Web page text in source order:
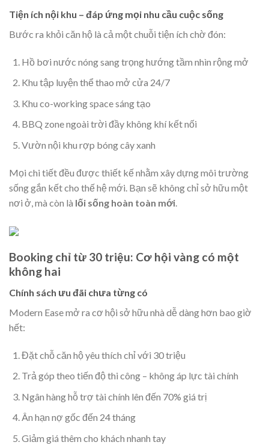
Tiện ích nội khu – đáp ứng mọi nhu cầu cuộc sống
Bước ra khỏi căn hộ là cả một chuỗi tiện ích chờ đón:
Hồ bơi nước nóng sang trọng hướng tầm nhìn rộng mở
Khu tập luyện thể thao mở cửa 24/7
Khu co-working space sáng tạo
BBQ zone ngoài trời đầy không khí kết nối
Vườn nội khu rợp bóng cây xanh
Mọi chi tiết đều được thiết kế nhằm xây dựng môi trường
sống gắn kết cho thế hệ mới. Bạn sẽ không chỉ sở hữu một
nơi ở, mà còn là lối sống hoàn toàn mới
Booking chỉ từ 30 triệu: Cơ hội vàng có một
không hai
Chính sách ưu đãi chưa từng có
Modern Ease mở ra cơ hội sở hữu nhà dễ dàng hơn bao giờ
hết:
Đặt chỗ căn hộ yêu thích chỉ với 30 triệu
Trả góp theo tiến độ thi công – không áp lực tài chính
Ngân hàng hỗ trợ tài chính lên đến 70% giá trị
Ân hạn nợ gốc đến 24 tháng
Giảm giá thêm cho khách nhanh tay